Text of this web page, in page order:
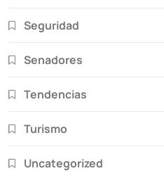
Seguridad
Senadores
Tendencias
Turismo
Uncategorized